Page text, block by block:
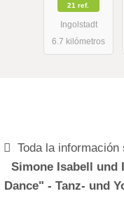
21 ref.
Ingolstadt
6.7 kilómetros
Toda la
Simone Isabell und
Dance" - Tanz- und